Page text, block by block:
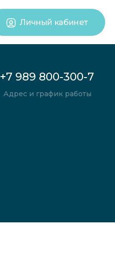
Личный кабинет
+7 989 800-300-7
Адрес и график работы